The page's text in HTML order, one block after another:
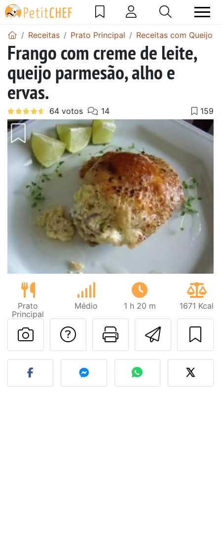
Receitas Prato Principal Receitas com Queijo
Frango com creme de leite,
queijo parmesão, alho e
ervas.
Prato
Principal
Médio 1 h 20 m 1671 Kcal
Imprima
Falar com o autor
Fez esta receita?